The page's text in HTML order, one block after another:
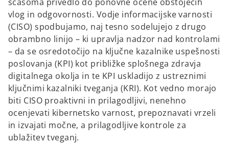
vlog in odgovornosti. Vodje informacijske varnosti
(CISO) spodbujamo, naj tesno sodelujejo z drugo
obrambno linijo – ki upravlja nadzor nad kontrolami
– da se osredotočijo na ključne kazalnike uspešnosti
poslovanja (KPI) kot približke splošnega zdravja
digitalnega okolja in te KPI uskladijo z ustreznimi
ključnimi kazalniki tveganja (KRI). Kot vedno morajo
biti CISO proaktivni in prilagodljivi, nenehno
ocenjevati kibernetsko varnost, prepoznavati vrzeli
in izvajati močne, a prilagodljive kontrole za
ublažitev tveganj.